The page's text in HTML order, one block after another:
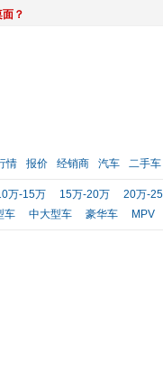
？
情 报价 经销商 汽车 二手车
万-15万 15万-20万
20万-
车 中大型车 豪华车 MPV